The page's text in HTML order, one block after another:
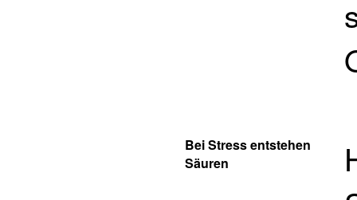
Bei Stress entstehen
Säuren